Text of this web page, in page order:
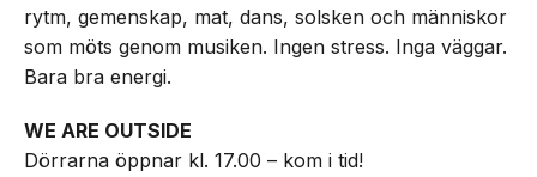
rytm, gemenskap, mat, dans, solsken och människor
som möts genom musiken. Ingen stress. Inga väggar.
Bara bra energi.
WE ARE OUTSIDE
Dörrarna öppnar kl. 17.00 – kom i tid!